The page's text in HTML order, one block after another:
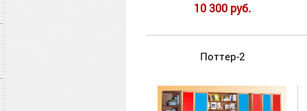
10 300 руб.
Поттер-2